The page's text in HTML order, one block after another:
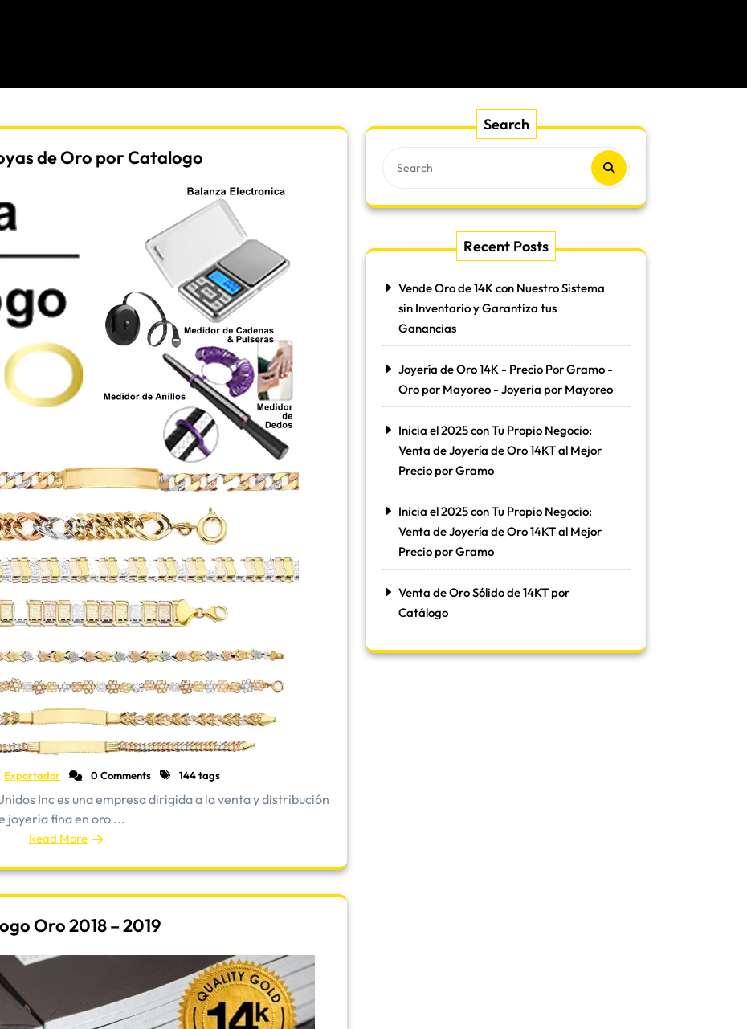
de Oro por Catalogo
Exportador 0 Comments 144 tags
Inc es una empresa dirigida a la venta y distribución
joyería fina en oro ...
Read More
Oro 2018 – 2019
Search
Recent Posts
Vende Oro de 14K con Nuestro Sistema
sin Inventario y Garantiza tus
Ganancias
Joyería de Oro 14K - Precio Por Gramo -
Oro por Mayoreo - Joyeria por Mayoreo
Inicia el 2025 con Tu Propio Negocio:
Venta de Joyería de Oro 14KT al Mejor
Precio por Gramo
Inicia el 2025 con Tu Propio Negocio:
Venta de Joyería de Oro 14KT al Mejor
Precio por Gramo
Venta de Oro Sólido de 14KT por
Catálogo